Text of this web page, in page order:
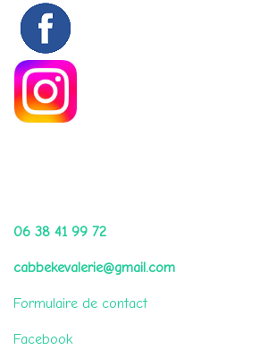
06 38 41 99 72
cabbekevalerie@gmail.com
Formulaire de contact
Facebook